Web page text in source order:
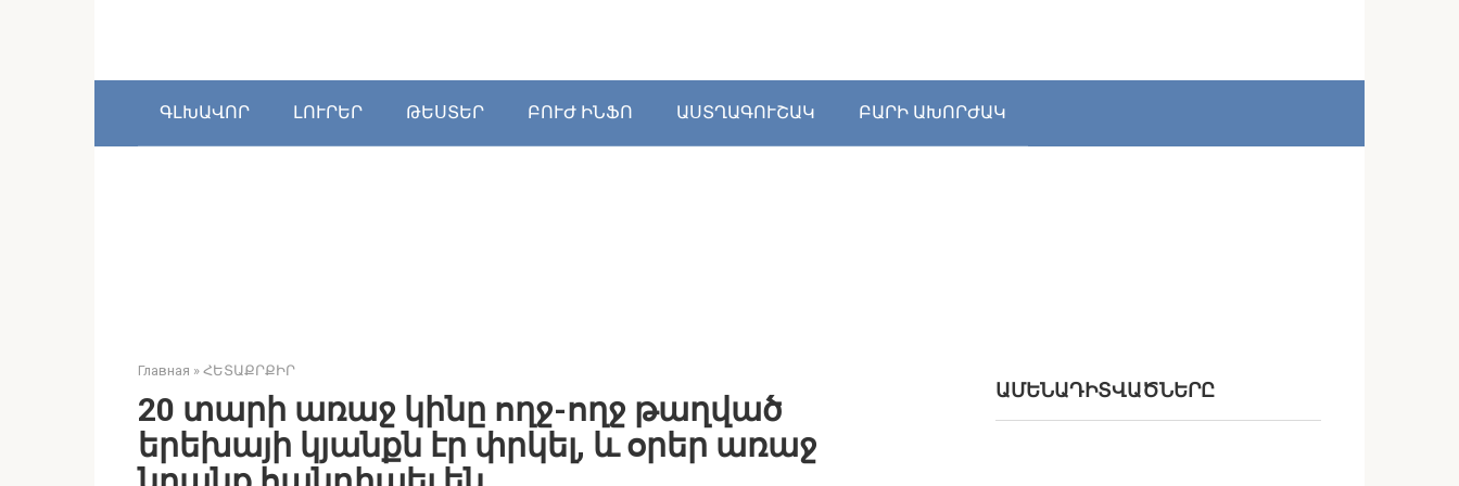
ԳԼԽԱՎՈՐ ԼՈՒՐԵՐ ԹԵՍՏԵՐ ԲՈՒԺ ԻՆՖՈ ԱՍՏՂԱԳՈՒՇԱԿ ԲԱՐԻ ԱԽՈՐԺԱԿ
Главная » ՀԵՏԱՔՐՔԻՐ
20 տարի առաջ կինը ողջ-ողջ թաղված
երեխայի կյանքն էր փրկել, և օրեր առաջ
ԱՄԵՆԱԴԻՏՎԱԾՆԵՐԸ